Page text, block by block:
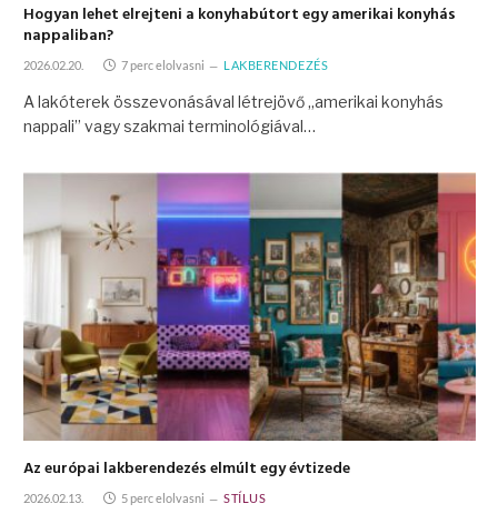
Hogyan lehet elrejteni a konyhabútort egy amerikai konyhás
nappaliban?
2026.02.20. 7 perc elolvasni LAKBERENDEZÉS
A lakóterek összevonásával létrejövő „amerikai konyhás
nappali” vagy szakmai terminológiával…
Az európai lakberendezés elmúlt egy évtizede
2026.02.13. 5 perc elolvasni STÍLUS